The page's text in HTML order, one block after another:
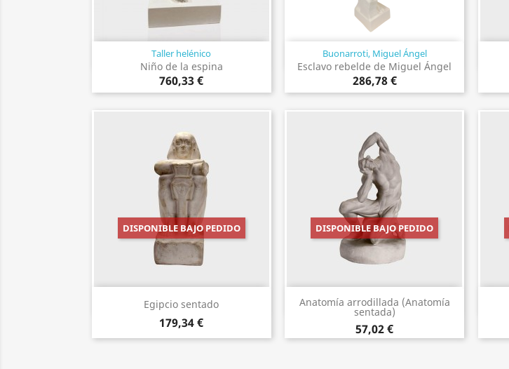
Taller helénico
Niño de la espina
760,33 €
Vista rápida Buonarroti, Miguel Ángel
Esclavo rebelde de Miguel Ángel
286,78 €
Vista rápida
Egipcio sentado
179,34 €
DISPONIBLE BAJO PEDIDO
Vista rápida Anatomía arrodillada (Anatomía
sentada)
57,02 €
DISPONIBLE BAJO PEDIDO
Vista rápida